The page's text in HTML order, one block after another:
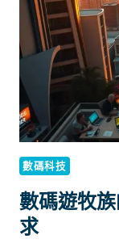
估
增
值
服
的
實
際
數碼科技
數碼遊牧
求